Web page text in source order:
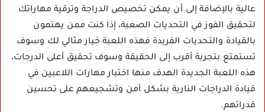
عالية بالإضافة إلى أن يمكن تخصيص الدراجة وترقية مهاراتك
لتحقيق الفوز في التحديات الصعبة، إذا كنت ممن يهتمون
بالقيادة والتحديات الفريدة فهذه اللعبة خيار مثالي لك وسوف
تستمتع بتجربة أقرب إلى الحقيقة وسوف تحقيق أعلى الدرجات،
هذه اللعبة الجديدة الهدف منها اختبار مهارات اللاعبين في
قيادة الدراجات النارية بشكل آمن وتشجيعهم على تحسين
قدراتهم.